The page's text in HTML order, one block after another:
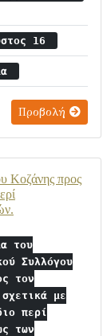
16
Προβολή
Κοζάνης προς
του
Συλλόγου
τον
με
περί
των